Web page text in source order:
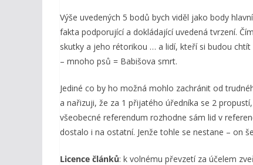
Výše uvedených 5 bodů bych viděl jako body
fakta podporující a dokládající uvedená tvrzení.
skutky a jeho rétorikou … a lidí, kteří si budou
– mnoho psů = Babišova smrt.
Jediné co by ho možná mohlo zachránit od
a nařizuji, že za 1 přijatého úředníka se 2
všeobecné referendum rozhodne sám lid v
dostalo i na ostatní. Jenže tohle se nestane – on
Licence článků: k volnému převzetí za účelem